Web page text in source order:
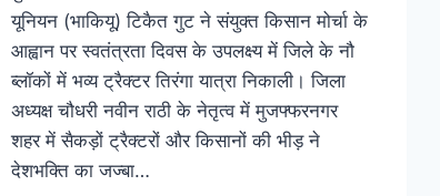
यूनियन (भाकियू) टिकैत गुट ने संयुक्त किसान मोर्चा के
आह्वान पर स्वतंत्रता दिवस के उपलक्ष्य में जिले के नौ
ब्लॉकों में भव्य ट्रैक्टर तिरंगा यात्रा निकाली। जिला
अध्यक्ष चौधरी नवीन राठी के नेतृत्व में मुजफ्फरनगर
शहर में सैकड़ों ट्रैक्टरों और किसानों की भीड़ ने
देशभक्ति का जज्बा…